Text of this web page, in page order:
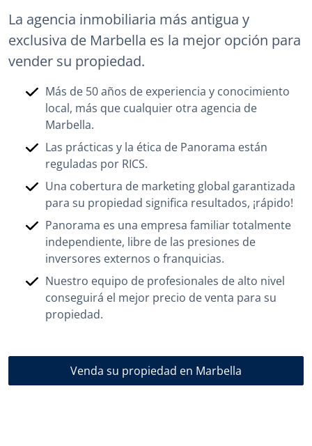
La agencia inmobiliaria más antigua y
exclusiva de Marbella es la mejor opción para
vender su propiedad.
Más de 50 años de experiencia y conocimiento
local, más que cualquier otra agencia de
Marbella.
Las prácticas y la ética de Panorama están
reguladas por RICS.
Una cobertura de marketing global garantizada
para su propiedad significa resultados, ¡rápido!
Panorama es una empresa familiar totalmente
independiente, libre de las presiones de
inversores externos o franquicias.
Nuestro equipo de profesionales de alto nivel
conseguirá el mejor precio de venta para su
propiedad.
Venda su propiedad en Marbella